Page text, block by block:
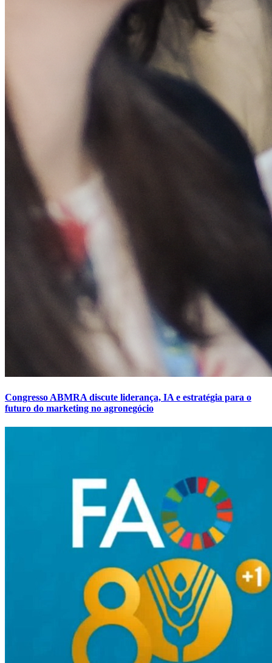
Congresso ABMRA discute liderança, IA e estratégia para o
futuro do marketing no agronegócio